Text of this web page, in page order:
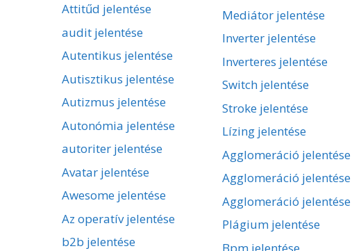
Attitűd jelentése
audit jelentése
Autentikus jelentése
Autisztikus jelentése
Autizmus jelentése
Autonómia jelentése
autoriter jelentése
Avatar jelentése
Awesome jelentése
Az operatív jelentése
b2b jelentése
Mediátor jelentése
Inverter jelentése
Inverteres jelentése
Switch jelentése
Stroke jelentése
Lízing jelentése
Agglomeráció jelentése
Agglomeráció jelentése
Agglomeráció jelentése
Plágium jelentése
Bpm jelentése